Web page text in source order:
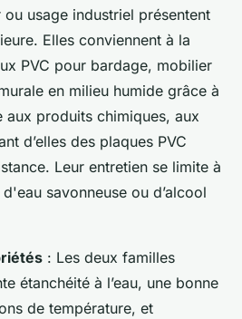
usage industriel présentent
Elles conviennent à la
PVC pour bardage, mobilier
en milieu humide grâce à
aux produits chimiques, aux
d’elles des plaques PVC
Leur entretien se limite à
savonneuse ou d’alcool
: Les deux familles
étanchéité à l’eau, une bonne
de température, et